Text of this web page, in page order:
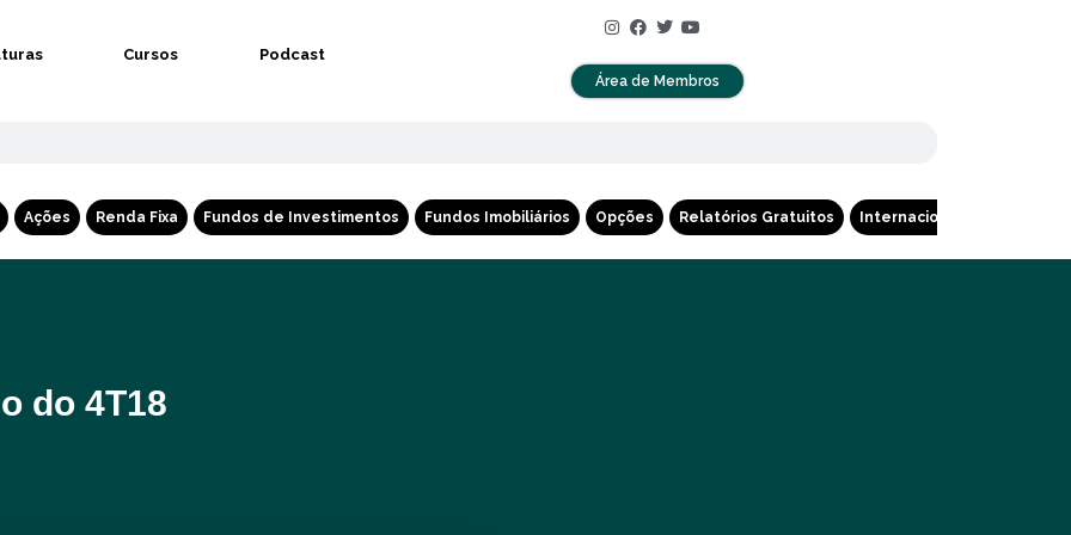
Cursos Podcast
Área de Membros
Ações Renda Fixa Fundos de Investimentos Fundos Imobiliários Opções Relatórios Gratuitos Internacional
do 4T18